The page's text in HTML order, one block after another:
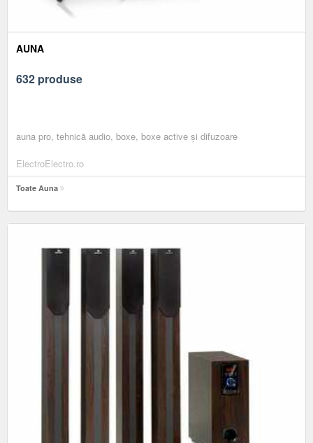
AUNA
632 produse
auna pro, tehnică audio, boxe, boxe active și difuzoare
ElectroElectro.ro
Toate Auna